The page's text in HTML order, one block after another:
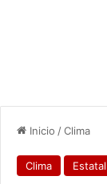
Inicio /Clima
Clima Estatal